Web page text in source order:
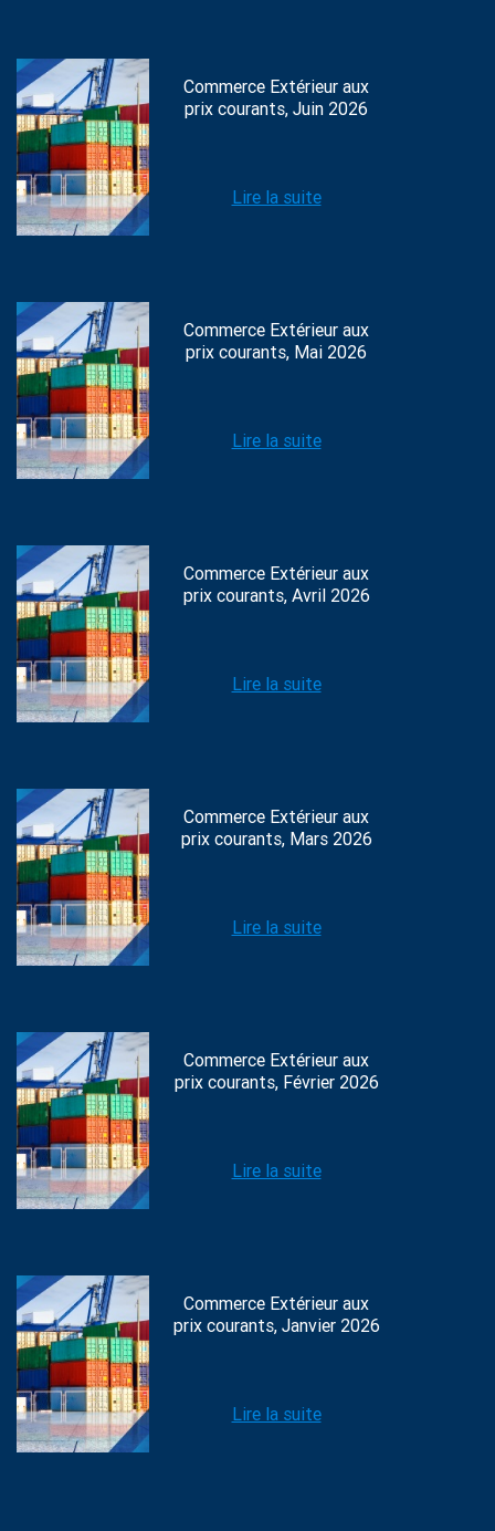
Commerce Extérieur aux
prix courants, Juin 2026
Lire la suite
Commerce Extérieur aux
prix courants, Mai 2026
Lire la suite
Commerce Extérieur aux
prix courants, Avril 2026
Lire la suite
Commerce Extérieur aux
prix courants, Mars 2026
Lire la suite
Commerce Extérieur aux
prix courants, Février 2026
Lire la suite
Commerce Extérieur aux
prix courants, Janvier 2026
Lire la suite